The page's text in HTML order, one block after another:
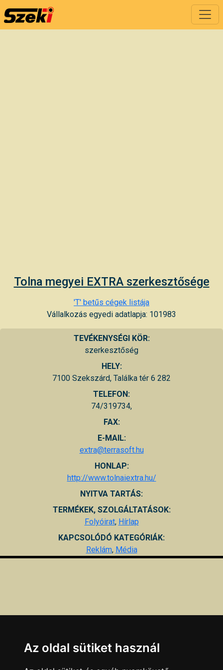
Tolna megyei EXTRA szerkesztősége
'T' betűs cégek listája
Vállalkozás egyedi adatlapja: 101983
TEVÉKENYSÉGI KÖR:
szerkesztőség
HELY:
7100 Szekszárd, Találka tér 6 282
TELEFON:
74/319734,
FAX:
E-MAIL:
extra@terrasoft.hu
HONLAP:
http://www.tolnaiextra.hu/
NYITVA TARTÁS:
TERMÉKEK, SZOLGÁLTATÁSOK:
Folyóirat, Hírlap
KAPCSOLÓDÓ KATEGÓRIÁK:
Reklám, Média
Az oldal sütiket használ